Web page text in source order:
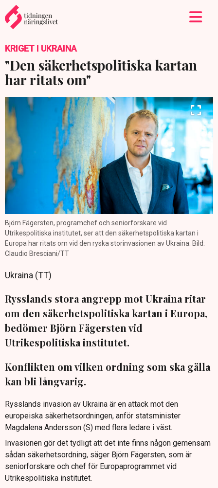
KRIGET I UKRAINA
"Den säkerhetspolitiska kartan
har ritats om"
Björn Fägersten, programchef och seniorforskare vid
Utrikespolitiska institutet, ser att den säkerhetspolitiska kartan i
Europa har ritats om vid den ryska storinvasionen av Ukraina. Bild:
Claudio Bresciani/TT
Ukraina (TT)
Rysslands stora angrepp mot Ukraina ritar
om den säkerhetspolitiska kartan i Europa,
bedömer Björn Fägersten vid
Utrikespolitiska institutet.
Konflikten om vilken ordning som ska gälla
kan bli långvarig.
Rysslands invasion av Ukraina är en attack mot den
europeiska säkerhetsordningen, anför statsminister
Magdalena Andersson (S) med flera ledare i väst.
Invasionen gör det tydligt att det inte finns någon gemensam
sådan säkerhetsordning, säger Björn Fägersten, som är
seniorforskare och chef för Europaprogrammet vid
Utrikespolitiska institutet.